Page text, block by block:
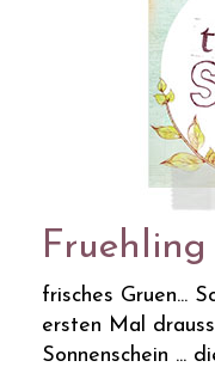
Fruehling
frisches Gruen...
ersten Mal
Sonnenschein ...